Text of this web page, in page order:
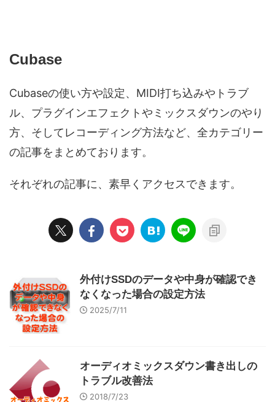
Cubase
Cubaseの使い方や設定、MIDI打ち込みやトラブ
ル、プラグインエフェクトやミックスダウンのやり
方、そしてレコーディング方法など、全カテゴリー
の記事をまとめております。
それぞれの記事に、素早くアクセスできます。
外付けSSDのデータや中身が確認でき
なくなった場合の設定方法
2025/7/11
オーディオミックスダウン書き出しの
トラブル改善法
2018/7/23